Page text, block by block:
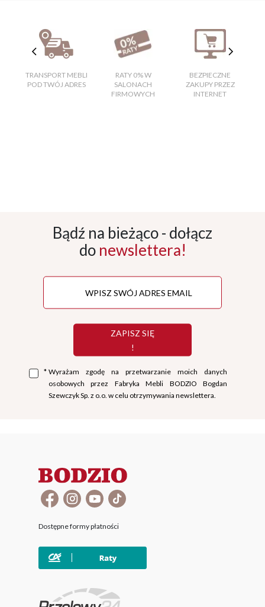
TRANSPORT MEBLI
POD TWÓJ ADRES
RATY 0% W
SALONACH
FIRMOWYCH
BEZPIECZNE
ZAKUPY PRZEZ
INTERNET
Bądź na bieżąco - dołącz
do newslettera!
ZAPISZ SIĘ
!
* Wyrażam zgodę na przetwarzanie moich danych
osobowych przez Fabryka Mebli BODZIO Bogdan
Szewczyk Sp. z o.o. w celu otrzymywania newslettera.
Dostępne formy płatności